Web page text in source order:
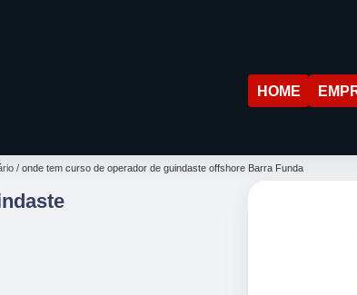
HOME
onde tem curso de operador de guindaste offshore Barra Funda